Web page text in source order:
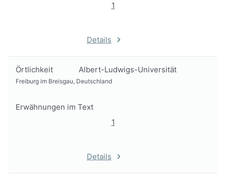
1
Details
Örtlichkeit Albert-Ludwigs-Universität
Freiburg im Breisgau, Deutschland
Erwähnungen im Text
1
Details